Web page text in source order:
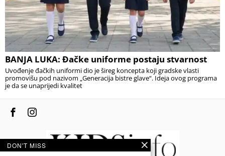
BANJA LUKA: Đačke uniforme postaju stvarnost
Uvođenje đačkih uniformi dio je šireg koncepta koji gradske vlasti
promovišu pod nazivom „Generacija bistre glave“. Ideja ovog programa
je da se unaprijedi kvalitet
DON'T MISS